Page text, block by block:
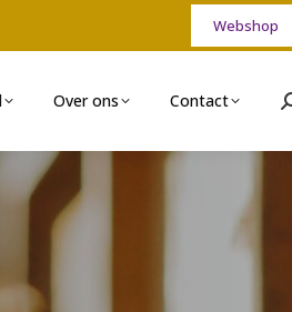
Webshop
Over ons Contact